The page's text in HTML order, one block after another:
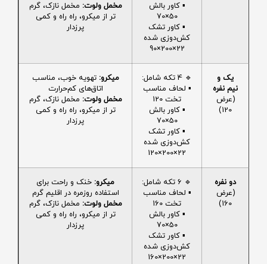
▪️ کاور بالش
50×70
▪️ کاور تشک
کش‌دوزی شده
22×200×90
مخمل ولوت: مخمل نازک، گرم
تر از میکرو، راه راه و کمی
پرزدار
یک و
نیم نفره
(عرض
120)
🔹 4 تکه شامل:
▪️ لحاف مناسب
تخت 120
▪️ کاور بالش
50×70
▪️ کاور تشک
کش‌دوزی شده
22×200×120
میکرو: تهویه خوب، مناسب
اتاق‌های کم‌حرارت
مخمل ولوت: مخمل نازک، گرم
تر از میکرو، راه راه و کمی
پرزدار
دو نفره
(عرض
160)
🔹 6 تکه شامل:
▪️ لحاف مناسب
تخت 160
▪️ کاور بالش
50×70
▪️ کاور تشک
کش‌دوزی شده
22×200×160
میکرو: خنک و راحت برای
استفاده روزمره در اقلیم گرم
مخمل ولوت: مخمل نازک، گرم
تر از میکرو، راه راه و کمی
پرزدار